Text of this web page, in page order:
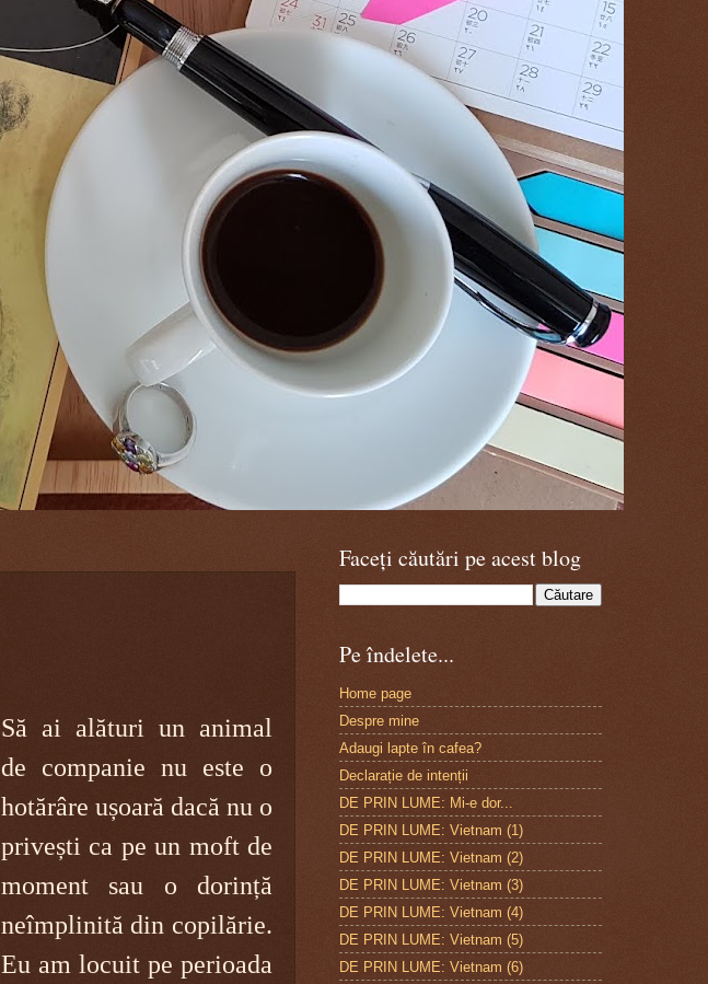
Să ai alături un animal
de companie nu este o
hotărâre ușoară dacă nu o
privești ca pe un moft de
moment sau o dorință
neîmplinită din copilărie.
Eu am locuit pe perioada
Faceți căutări pe acest blog
Pe îndelete...
Home page
Despre mine
Adaugi lapte în cafea?
Declarație de intenții
DE PRIN LUME: Mi-e dor...
DE PRIN LUME: Vietnam (1)
DE PRIN LUME: Vietnam (2)
DE PRIN LUME: Vietnam (3)
DE PRIN LUME: Vietnam (4)
DE PRIN LUME: Vietnam (5)
DE PRIN LUME: Vietnam (6)